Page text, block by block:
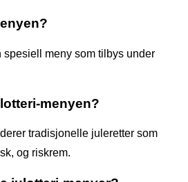
spesiell meny som tilbys under
menyen?
tradisjonelle juleretter som
og riskrem.